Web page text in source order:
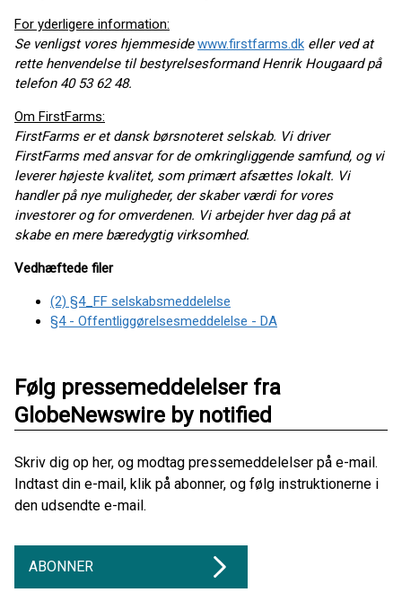
For yderligere information:
Se venligst vores hjemmesidewww.firstfarms.dk eller ved at
rette henvendelse til bestyrelsesformand Henrik Hougaard på
telefon 40 53 62 48.
Om FirstFarms:
FirstFarms er et dansk børsnoteret selskab. Vi driver
FirstFarms med ansvar for de omkringliggende samfund, og vi
leverer højeste kvalitet, som primært afsættes lokalt. Vi
handler på nye muligheder, der skaber værdi for vores
investorer og for omverdenen. Vi arbejder hver dag på at
skabe en mere bæredygtig virksomhed.
Vedhæftede filer
(2) §4_FF selskabsmeddelelse
§4 - Offentliggørelsesmeddelelse - DA
Følg pressemeddelelser fra
GlobeNewswire by notified
Skriv dig op her, og modtag pressemeddelelser på e-mail.
Indtast din e-mail, klik på abonner, og følg instruktionerne i
den udsendte e-mail.
ABONNER